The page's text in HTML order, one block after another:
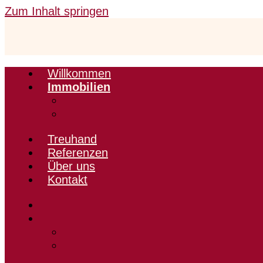
Zum Inhalt springen
Willkommen
Immobilien
Treuhand
Referenzen
Über uns
Kontakt